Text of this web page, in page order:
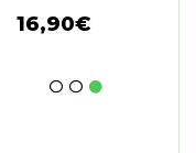
16,90€